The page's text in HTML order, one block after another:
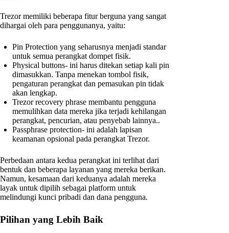
Trezor memiliki beberapa fitur berguna yang sangat
dihargai oleh para penggunanya, yaitu:
Pin Protection yang seharusnya menjadi standar
untuk semua perangkat dompet fisik.
Physical buttons- ini harus ditekan setiap kali pin
dimasukkan. Tanpa menekan tombol fisik,
pengaturan perangkat dan pemasukan pin tidak
akan lengkap.
Trezor recovery phrase membantu pengguna
memulihkan data mereka jika terjadi kehilangan
perangkat, pencurian, atau penyebab lainnya..
Passphrase protection- ini adalah lapisan
keamanan opsional pada perangkat Trezor.
Perbedaan antara kedua perangkat ini terlihat dari
bentuk dan beberapa layanan yang mereka berikan.
Namun, kesamaan dari keduanya adalah mereka
layak untuk dipilih sebagai platform untuk
melindungi kunci pribadi dan dana pengguna.
Pilihan yang Lebih Baik